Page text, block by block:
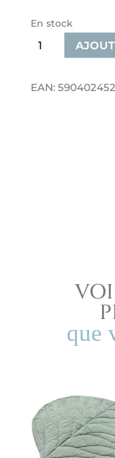
En stock
quantité
tapis
EAN:
que